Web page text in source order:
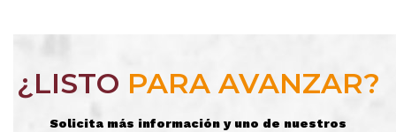
¿LISTO PARA AVANZAR?
Solicita más información y uno de nuestros